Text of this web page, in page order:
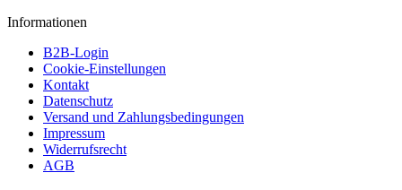
Informationen
B2B-Login
Cookie-Einstellungen
Kontakt
Datenschutz
Versand und Zahlungsbedingungen
Impressum
Widerrufsrecht
AGB